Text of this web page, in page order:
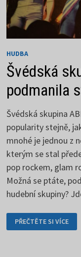
HUDBA
Švédská
podmanila
Švédská skupina
popularity stejně,
mnohé je jednou z
kterým se stal
pop rockem, glam
Možná se ptáte,
hudební skupiny?
ŠVÉDSKÁ
SKUPINA
ABBA
PŘEČTĚTE SI VÍCE